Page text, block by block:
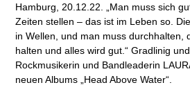
Hamburg, 20.12.22. „Man muss sich
Zeiten stellen ­– das ist im Leben so.
in Wellen, und man muss durchhalten,
halten und alles wird gut.“ Gradlinig
Rockmusikerin und Bandleaderin
neuen Albums „Head Above Water“.